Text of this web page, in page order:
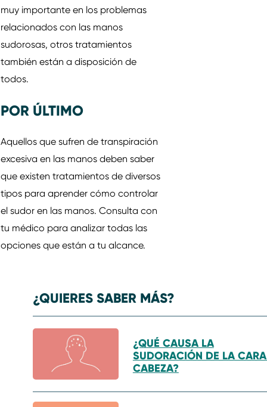
muy importante en los problemas
relacionados con las manos
sudorosas, otros tratamientos
también están a disposición de
todos.
POR ÚLTIMO
Aquellos que sufren de transpiración
excesiva en las manos deben saber
que existen tratamientos de diversos
tipos para aprender cómo controlar
el sudor en las manos. Consulta con
tu médico para analizar todas las
opciones que están a tu alcance.
¿QUIERES SABER MÁS?
¿QUÉ CAUSA LA
SUDORACIÓN DE LA
CABEZA?